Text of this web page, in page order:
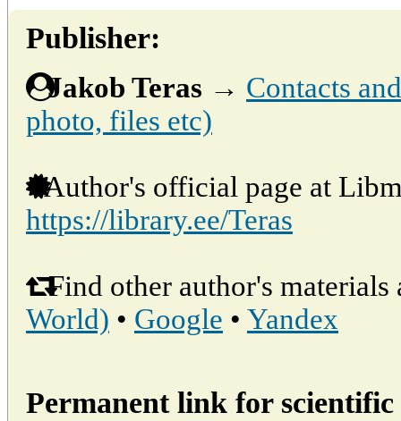
Publisher:
Jakob Teras → Contacts
photo, files etc)
Author's official page at
https://library.ee/Teras
Find other author's materials
World) • Google • Yandex
Permanent link for